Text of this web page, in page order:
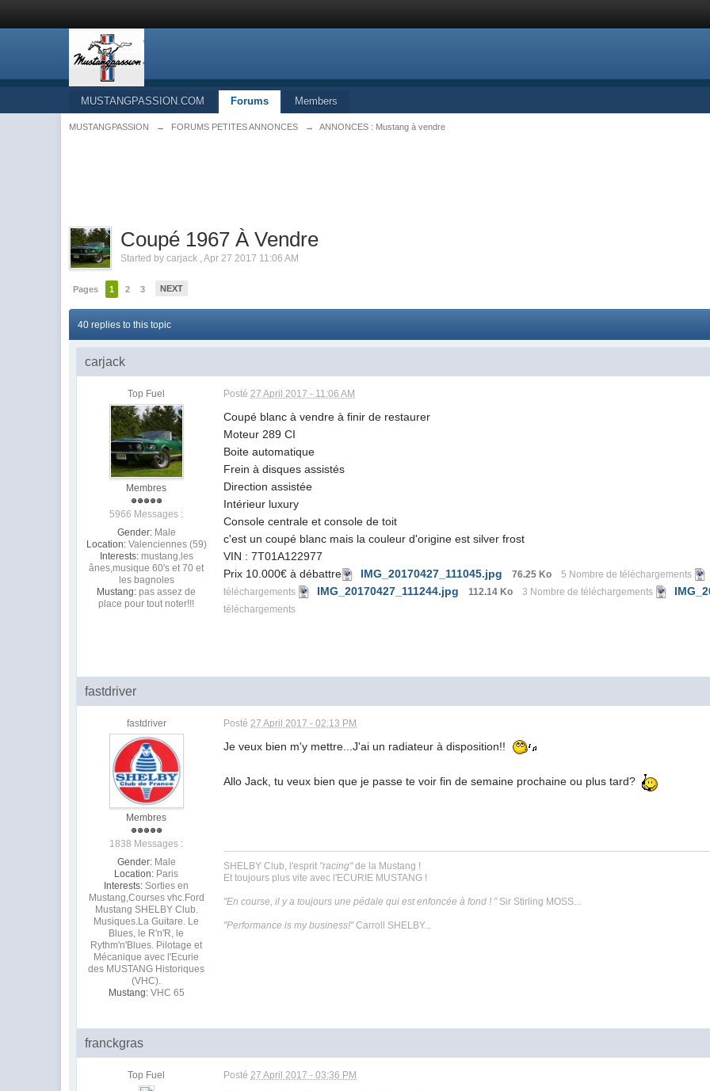
MUSTANGPASSION.COM Forums Members
MUSTANGPASSION → FORUMS PETITES ANNONCES → ANNONCES : Mustang à vendre
Coupé 1967 À Vendre
Started bycarjack ,Apr 27 2017 11:06 AM
Pages 1 2 3 NEXT
40 replies to this topic
carjack
Top Fuel
Membres
5966 Messages :
Gender: Male
Location: Valenciennes (59)
Interests: mustang,les
ânes,musique 60's et 70 et
les bagnoles
Mustang: pas assez de
place pour tout noter!!!
Posté27 April 2017 - 11:06 AM
Coupé blanc à vendre à finir de restaurer
Moteur 289 CI
Boite automatique
Frein à disques assistés
Direction assistée
Intérieur luxury
Console centrale et console de toit
c'est un coupé blanc mais la couleur d'origine est silver frost
VIN : 7T01A122977
Prix 10.000€ à débattre
IMG_20170427_111045.jpg 76.25 Ko
5 Nombre de téléchargements
téléchargements
IMG_20170427_111244.jpg 112.14 Ko 3 Nombre de téléchargements
téléchargements
fastdriver
fastdriver
Membres
1838 Messages :
Gender: Male
Location: Paris
Interests: Sorties en
Mustang,Courses vhc.Ford
Mustang SHELBY Club.
Musiques.La Guitare. Le
Blues, le R'n'R, le
Rythm'n'Blues. Pilotage et
Mécanique avec l'Ecurie
des MUSTANG Historiques
(VHC).
Mustang: VHC 65
Posté27 April 2017 - 02:13 PM
Je veux bien m'y mettre...J'ai un radiateur à disposition!!
Allo Jack, tu veux bien que je passe te voir fin de semaine prochaine ou plus tard?
SHELBY Club, l'esprit "racing"de la Mustang !
Et toujours plus vite avec l'ECURIE MUSTANG !
"En course, il y a toujours une pédale qui est enfoncée à fond ! "Sir Stirling MOSS...
''Performance is my business!''Carroll SHELBY...
franckgras
Top Fuel Posté27 April 2017 - 03:36 PM